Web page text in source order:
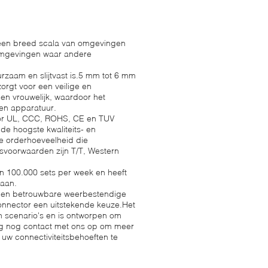
breed scala van omgevingen
waar andere
en slijtvast is.5 mm tot 6 mm
voor een veilige en
vrouwelijk, waardoor het
apparatuur.
CCC, ROHS, CE en TUV
hoogste kwaliteits- en
orderhoeveelheid die
zijn T/T, Western
100.000 sets per week en heeft
betrouwbare weerbestendige
een uitstekende keuze.Het
en is ontworpen om
nog contact met ons op om meer
connectiviteitsbehoeften te